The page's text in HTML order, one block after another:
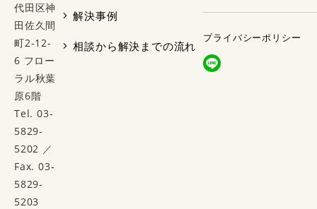
代田区神
田佐久間
町2-12-
6 フロー
ラル秋葉
原6階
Tel. 03-
5829-
5202 ／
Fax. 03-
5829-
5203
解決事例
相談から解決までの流れ
プライバシーポリシー